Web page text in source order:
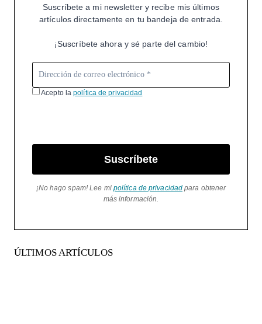
Suscríbete a mi newsletter y recibe mis últimos
artículos directamente en tu bandeja de entrada.
¡Suscríbete ahora y sé parte del cambio!
Acepto lapolítica de privacidad
Suscríbete
¡No hago spam! Lee mi política de privacidad para obtener
más información.
ÚLTIMOS ARTÍCULOS